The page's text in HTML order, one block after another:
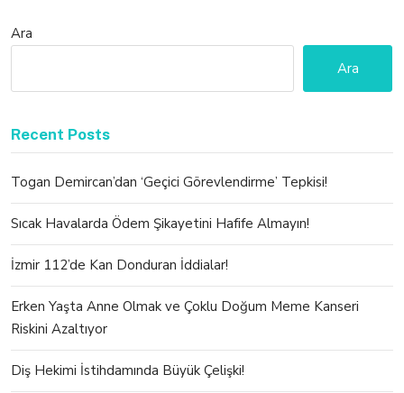
Ara
Ara
Recent Posts
Togan Demircan’dan ‘Geçici Görevlendirme’ Tepkisi!
Sıcak Havalarda Ödem Şikayetini Hafife Almayın!
İzmir 112’de Kan Donduran İddialar!
Erken Yaşta Anne Olmak ve Çoklu Doğum Meme Kanseri
Riskini Azaltıyor
Diş Hekimi İstihdamında Büyük Çelişki!